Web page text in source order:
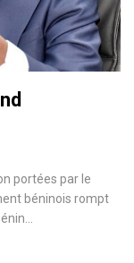
portées par le
béninois rompt